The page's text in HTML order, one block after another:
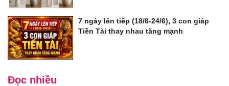
7 ngày lên tiếp (18/6-24/6), 3 con giáp
Tiền Tài thay nhau tăng mạnh
Đọc nhiều